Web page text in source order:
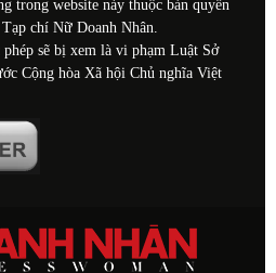
trong website này thuộc bản quyền
chí Nữ Doanh Nhân.
sẽ bị xem là vi phạm Luật Sở
Cộng hòa Xã hội Chủ nghĩa Việt